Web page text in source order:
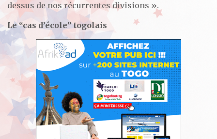
dessus de nos récurrentes divisions ».
Le “cas d’école” togolais